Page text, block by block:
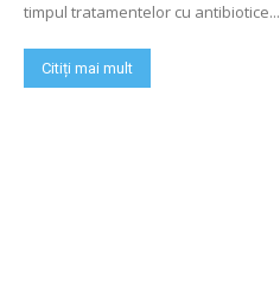
timpul tratamentelor cu antibiotice...
Citiți mai mult